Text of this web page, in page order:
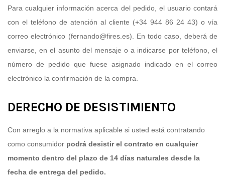
Para cualquier información acerca del pedido, el usuario contará
con el teléfono de atención al cliente (+34 944 86 24 43) o vía
correo electrónico (fernando@fires.es). En todo caso, deberá de
enviarse, en el asunto del mensaje o a indicarse por teléfono, el
número de pedido que fuese asignado indicado en el correo
electrónico la confirmación de la compra.
DERECHO DE DESISTIMIENTO
Con arreglo a la normativa aplicable si usted está contratando
como consumidor podrá desistir el contrato en cualquier
momento dentro del plazo de 14 días naturales desde la
fecha de entrega del pedido.